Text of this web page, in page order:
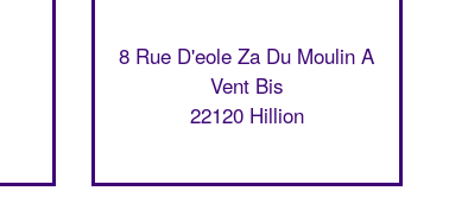
8 Rue D'eole Za Du Moulin A
Vent Bis
22120 Hillion